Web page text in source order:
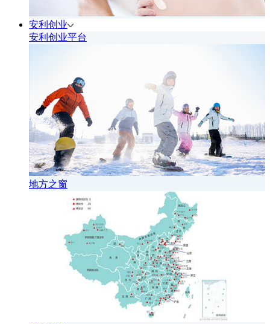
安利创业
安利创业平台
地方之窗